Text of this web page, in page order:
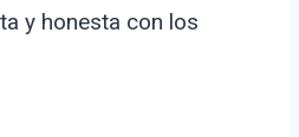
y honesta con los